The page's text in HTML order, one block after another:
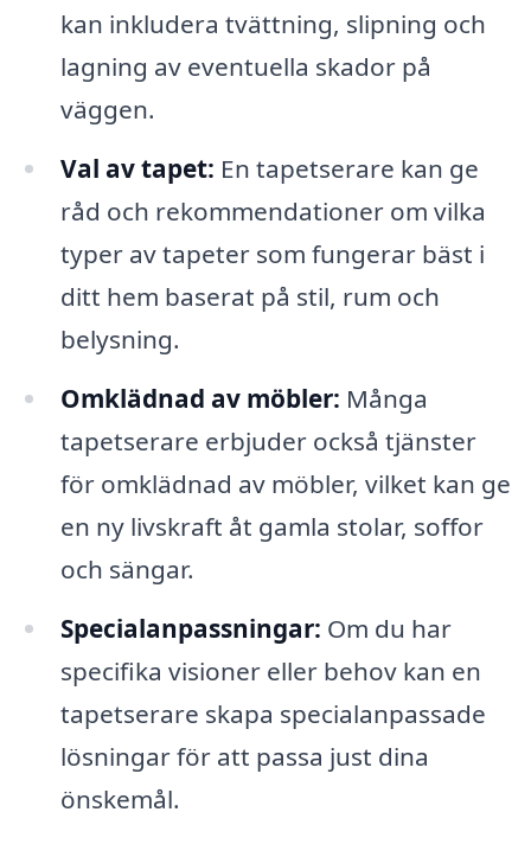
kan inkludera tvättning, slipning och
lagning av eventuella skador på
väggen.
Val av tapet: En tapetserare kan ge
råd och rekommendationer om vilka
typer av tapeter som fungerar bäst i
ditt hem baserat på stil, rum och
belysning.
Omklädnad av möbler: Många
tapetserare erbjuder också tjänster
för omklädnad av möbler, vilket kan ge
en ny livskraft åt gamla stolar, soffor
och sängar.
Specialanpassningar: Om du har
specifika visioner eller behov kan en
tapetserare skapa specialanpassade
lösningar för att passa just dina
önskemål.